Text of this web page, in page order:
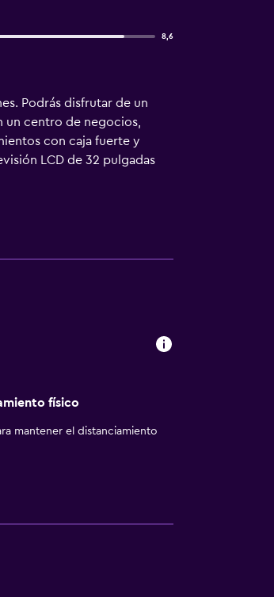
8,6
Podrás disfrutar de un
un centro de negocios,
con caja fuerte y
LCD de 32 pulgadas
a Internet por cable y
gratuitas (pueden existir
físico
mantener el distanciamiento